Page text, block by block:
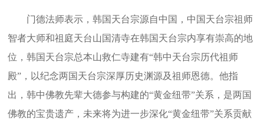
门德法师表示，韩国天台宗源自中国，中国天台宗祖师
智者大师和祖庭天台山国清寺在韩国天台宗内享有崇高的地
位，韩国天台宗总本山救仁寺建有“韩中天台宗历代祖师
殿”，以纪念两国天台宗深厚历史渊源及祖师恩德。他指
出，韩中佛教先辈大德参与构建的“黄金纽带”关系，是两国
佛教的宝贵遗产，未来将为进一步深化“黄金纽带”关系贡献